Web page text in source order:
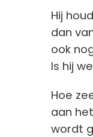
Hij
dan
ook
Is hij
Hoe
aan
wordt